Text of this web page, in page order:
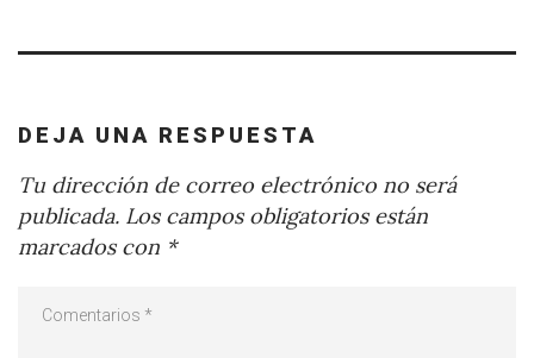
DEJA UNA RESPUESTA
Tu dirección de correo electrónico no será
publicada. Los campos obligatorios están
marcados con *